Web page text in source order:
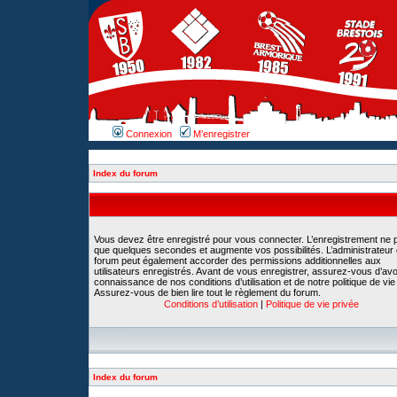
Connexion M’enregistrer
Index du forum
Vous devez être enregistré pour vous connecter. L’enregistrement ne
que quelques secondes et augmente vos possibilités. L’administrateur
forum peut également accorder des permissions additionnelles aux
utilisateurs enregistrés. Avant de vous enregistrer, assurez-vous
connaissance de nos conditions d’utilisation et de notre politique de
Assurez-vous de bien lire tout le règlement du forum.
Conditions d’utilisation | Politique de vie privée
Index du forum